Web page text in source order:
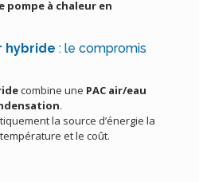
à chaleur en
hybride : le compromis
combine une PAC air/eau
.
la source d’énergie la
et le coût.